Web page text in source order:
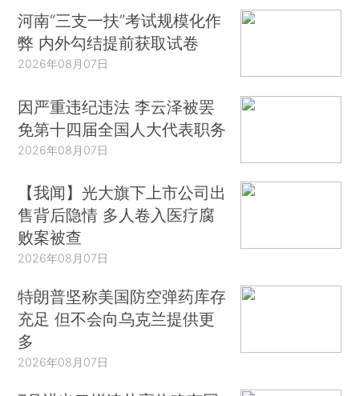
河南“三支一扶”考试规模化作
弊 内外勾结提前获取试卷
2026年08月07日
因严重违纪违法 李云泽被罢
免第十四届全国人大代表职务
2026年08月07日
【我闻】光大旗下上市公司出
售背后隐情 多人卷入医疗腐
败案被查
2026年08月07日
特朗普坚称美国防空弹药库存
充足 但不会向乌克兰提供更
多
2026年08月07日